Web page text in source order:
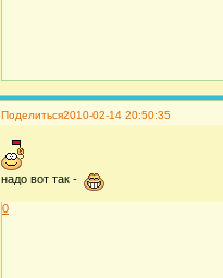
Поделиться2010-02-14 20:50:35
надо вот так -
0